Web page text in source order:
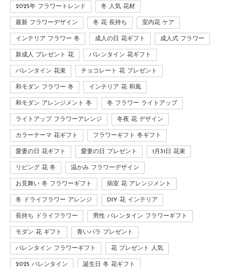
2025年 フラワートレンド 冬 人気 花材
最新 フラワーデザイン 冬 花 長持ち 室内花 ケア
インテリア フラワー 冬 成人の日 花ギフト 成人式 フラワー
新成人 プレゼント 花 バレンタイン 花ギフト
バレンタイン 花束 チョコレート 花 プレゼント
和モダン フラワー 冬 インテリア 花 和風
和モダン アレンジメント 冬 冬 フラワー ライトアップ
ライトアップ フラワーアレンジ 冬夜 花 デザイン
カラーテーマ 花ギフト フラワーギフト 冬ギフト
愛妻の日 花ギフト 愛妻の日 プレゼント 1月31日 花束
リビング 花 冬 温かみ フラワーデザイン
お見舞い 冬 フラワーギフト 病室 花 アレンジメント
冬 ドライフラワー アレンジ DIY 花 インテリア
長持ち ドライフラワー 男性 バレンタイン フラワーギフト
モダン 花 ギフト 青いバラ プレゼント
バレンタイン フラワーギフト 花 プレゼント 人気
2025 バレンタイン 誕生日 冬 花ギフト